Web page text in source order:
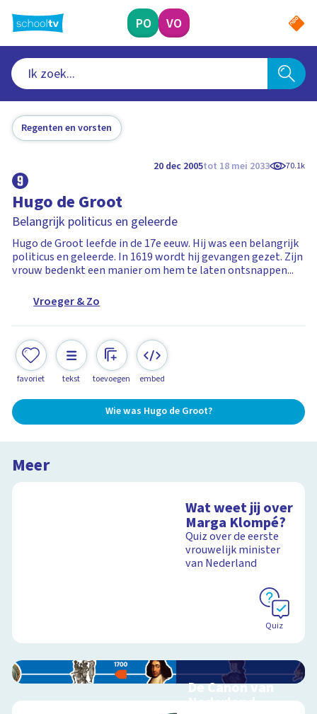
naar
hoofdinhoud
PO VO
Regenten en vorsten
20 dec 2005tot 18 mei 2033 70.1k
Hugo de Groot
Belangrijk politicus en geleerde
Hugo de Groot leefde in de 17e eeuw. Hij was een belangrijk
politicus en geleerde. In 1619 wordt hij gevangen gezet. Zijn
vrouw bedenkt een manier om hem te laten ontsnappen...
Vroeger & Zo
favoriet tekst toevoegen embed
Wie was Hugo de Groot?
Meer
Wat weet jij over
Marga Klompé?
Quiz over de eerste
vrouwelijk minister
van Nederland
Quiz
De Canon van
Nederland